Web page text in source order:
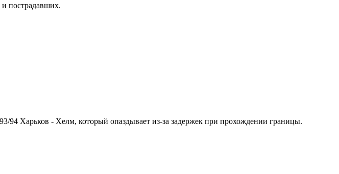
пострадавших.
94 Харьков - Хелм, который опаздывает из-за задержек при прохождении границы.